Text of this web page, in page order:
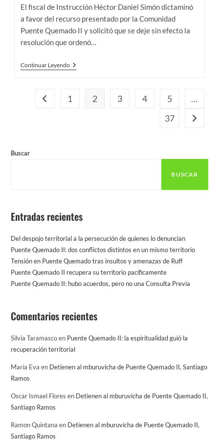
la
El fiscal de Instrucción Héctor Daniel Simón dictaminó
a favor del recurso presentado por la Comunidad
Puente Quemado II y solicitó que se deje sin efecto la
resolución que ordenó…
Continuar LeyendoEl
Fiscal
Sin
Efecto
Ir a la página anterior
1 2 3 4 5
…
37
Ir a la
Buscar
BUSCAR
Entradas recientes
Del despojo territorial a la persecución de quienes lo denuncian
Puente Quemado II: dos conflictos distintos en un mismo territorio
Tensión en Puente Quemado tras insultos y amenazas de Ruff
Puente Quemado II recupera su territorio pacíficamente
Puente Quemado II: hubo acuerdos, pero no una Consulta Previa
Comentarios recientes
Silvia Taramascoen Puente Quemado II: la espiritualidad guió la
recuperación territorial
María Eva en Detienen al mburuvicha de Puente Quemado II, Santiago
Ramos
Oscar Ismael Flores en Detienen al mburuvicha de Puente Quemado II,
Santiago Ramos
Ramon Quintana en Detienen al mburuvicha de Puente Quemado II,
Santiago Ramos